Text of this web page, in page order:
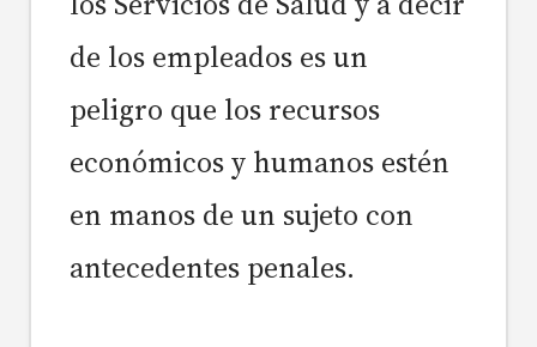
de los empleados es un
peligro que los recursos
económicos y humanos estén
en manos de un sujeto con
antecedentes penales.